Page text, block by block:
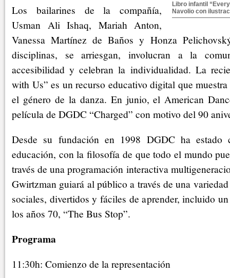
Libro infantil
Navolio con
Los bailarines de la compañía,
Usman Ali Ishaq, Mariah Anton,
Vanessa Martínez de Baños y Honza
disciplinas, se arriesgan, involucran a la
accesibilidad y celebran la individualidad. La
with Us” es un recurso educativo digital que
el género de la danza. En junio, el American
película de DGDC “Charged” con motivo del 90
Desde su fundación en 1998 DGDC ha estado
educación, con la filosofía de que todo el mundo
través de una programación interactiva
Gwirtzman guiará al público a través de una
sociales, divertidos y fáciles de aprender, incluido
los años 70, “The Bus Stop”.
Programa
11:30h: Comienzo de la representación